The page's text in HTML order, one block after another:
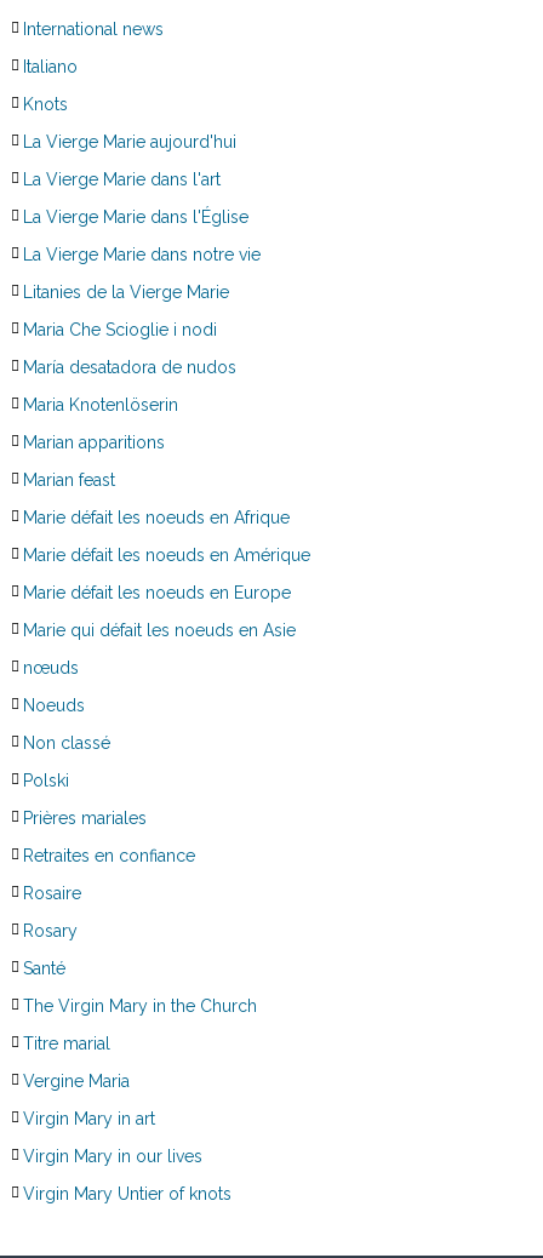
International news
Italiano
Knots
La Vierge Marie aujourd'hui
La Vierge Marie dans l'art
La Vierge Marie dans l'Église
La Vierge Marie dans notre vie
Litanies de la Vierge Marie
Maria Che Scioglie i nodi
María desatadora de nudos
Maria Knotenlöserin
Marian apparitions
Marian feast
Marie défait les noeuds en Afrique
Marie défait les noeuds en Amérique
Marie défait les noeuds en Europe
Marie qui défait les noeuds en Asie
nœuds
Noeuds
Non classé
Polski
Prières mariales
Retraites en confiance
Rosaire
Rosary
Santé
The Virgin Mary in the Church
Titre marial
Vergine Maria
Virgin Mary in art
Virgin Mary in our lives
Virgin Mary Untier of knots